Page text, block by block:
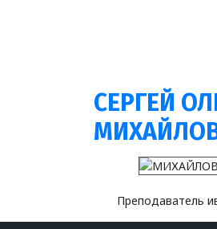
СЕРГЕЙ
Преподаватель